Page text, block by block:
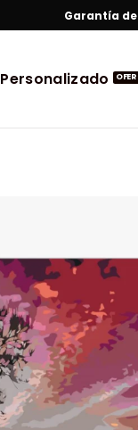
Garantía
Personalizado